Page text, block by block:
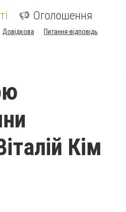
Оголошення
Довідкова Питання-відповідь
Кім